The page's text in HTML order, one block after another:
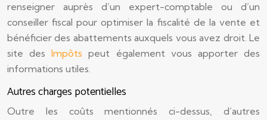
renseigner auprès d’un expert-comptable ou d’un
conseiller fiscal pour optimiser la fiscalité de la vente et
bénéficier des abattements auxquels vous avez droit. Le
site desImpôtspeut également vous apporter des
informations utiles.
Autres charges potentielles
Outre les coûts mentionnés ci-dessus, d’autres